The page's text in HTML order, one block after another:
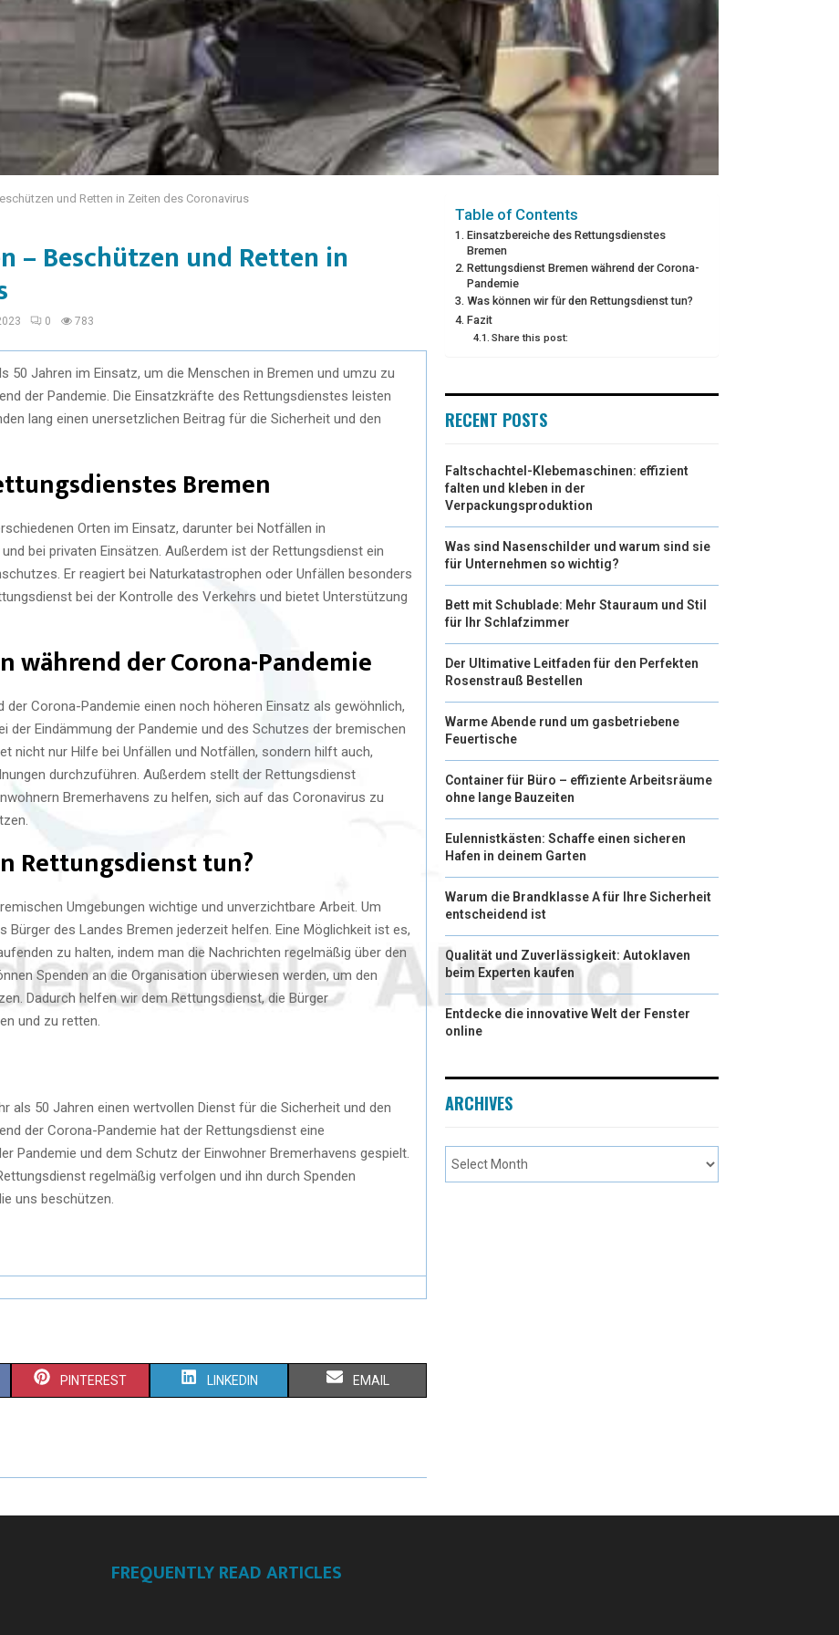
und Retten in Zeiten des Coronavirus
– Beschützen und Retten in
0 783
50 Jahren im Einsatz, um die Menschen in Bremen und umzu zu
der Pandemie. Die Einsatzkräfte des Rettungsdienstes leisten
lang einen unersetzlichen Beitrag für die Sicherheit und den
Bremen
Orten im Einsatz, darunter bei Notfällen in
bei privaten Einsätzen. Außerdem ist der Rettungsdienst ein
Er reagiert bei Naturkatastrophen oder Unfällen besonders
bei der Kontrolle des Verkehrs und bietet Unterstützung
während der Corona-Pandemie
Corona-Pandemie einen noch höheren Einsatz als gewöhnlich,
der Eindämmung der Pandemie und des Schutzes der bremischen
nicht nur Hilfe bei Unfällen und Notfällen, sondern hilft auch,
durchzuführen. Außerdem stellt der Rettungsdienst
Bremerhavens zu helfen, sich auf das Coronavirus zu
Rettungsdienst tun?
Umgebungen wichtige und unverzichtbare Arbeit. Um
des Landes Bremen jederzeit helfen. Eine Möglichkeit ist es,
zu halten, indem man die Nachrichten regelmäßig über den
Spenden an die Organisation überwiesen werden, um den
Dadurch helfen wir dem Rettungsdienst, die Bürger
und zu retten.
als 50 Jahren einen wertvollen Dienst für die Sicherheit und den
der Corona-Pandemie hat der Rettungsdienst eine
Pandemie und dem Schutz der Einwohner Bremerhavens gespielt.
regelmäßig verfolgen und ihn durch Spenden
uns beschützen.
PINTEREST LINKEDIN EMAIL
Table of Contents
Einsatzbereiche des Rettungsdienstes
Bremen
Rettungsdienst Bremen während der Corona-
Pandemie
Was können wir für den Rettungsdienst tun?
Fazit
Share this post:
RECENT POSTS
Faltschachtel-Klebemaschinen: effizient
falten und kleben in der
Verpackungsproduktion
Was sind Nasenschilder und warum sind sie
für Unternehmen so wichtig?
Bett mit Schublade: Mehr Stauraum und Stil
für Ihr Schlafzimmer
Der Ultimative Leitfaden für den Perfekten
Rosenstrauß Bestellen
Warme Abende rund um gasbetriebene
Feuertische
Container für Büro – effiziente Arbeitsräume
ohne lange Bauzeiten
Eulennistkästen: Schaffe einen sicheren
Hafen in deinem Garten
Warum die Brandklasse A für Ihre Sicherheit
entscheidend ist
Qualität und Zuverlässigkeit: Autoklaven
beim Experten kaufen
Entdecke die innovative Welt der Fenster
online
ARCHIVES
FREQUENTLY READ ARTICLES